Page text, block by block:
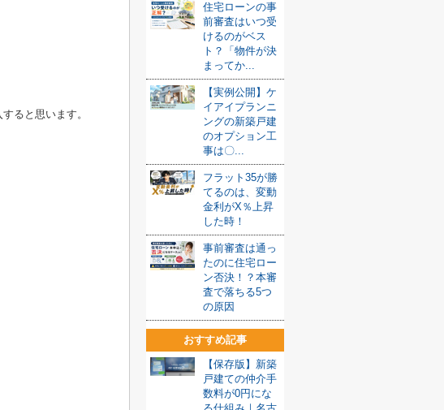
ると思います。
住宅ローンの事
前審査はいつ受
けるのがベス
ト？「物件が決
まってか...
【実例公開】ケ
イアイプランニ
ングの新築戸建
のオプション工
事は〇...
フラット35が勝
てるのは、変動
金利がX％上昇
した時！
事前審査は通っ
たのに住宅ロー
ン否決！？本審
査で落ちる5つ
の原因
おすすめ記事
【保存版】新築
戸建ての仲介手
数料が0円にな